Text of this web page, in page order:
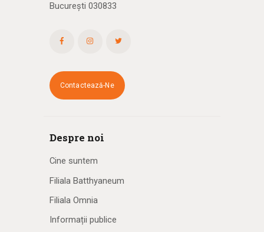
București 030833
Contactează-Ne
Despre noi
Cine suntem
Filiala Batthyaneum
Filiala Omnia
Informații publice